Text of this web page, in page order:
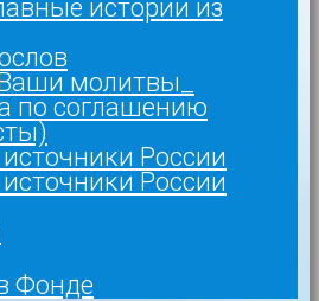
истории из
молитвы_
по соглашению
России
России
Фонде